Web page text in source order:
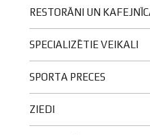
RESTORĀNI UN
SPECIALIZĒTIE VEIKALI
SPORTA PRECES
ZIEDI